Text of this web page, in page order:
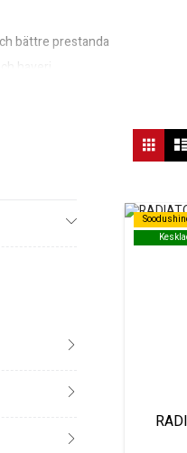
bättre prestanda
haveri
sprickor, hårda partier eller Visa
som
Rutnät